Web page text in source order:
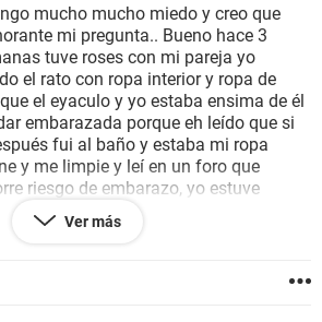
mucho mucho miedo y creo que
mi pregunta.. Bueno hace 3
tuve roses con mi pareja yo
el rato con ropa interior y ropa de
el eyaculo y yo estaba ensima de él
embarazada porque eh leído que si
fui al baño y estaba mi ropa
y me limpie y leí en un foro que
riesgo de embarazo, yo estuve
meses tuve a mi bebé desde hay no
y tampoco eh tenido
duro todavía tengo panza y
la parte baja de la espalda y 2
Ver más